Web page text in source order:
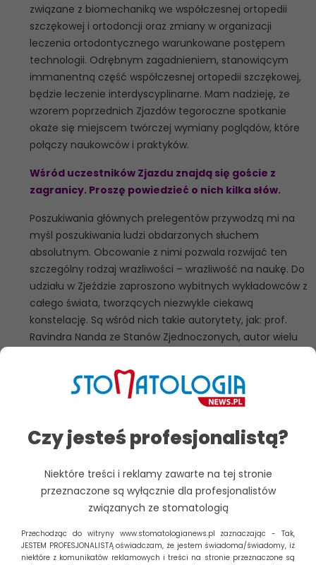
Czy jesteś profesjonalistą?
Niektóre treści i reklamy zawarte na tej stronie
przeznaczone są wyłącznie dla profesjonalistów
związanych ze stomatologią
Przechodząc do witryny www.stomatologianews.pl zaznaczając - Tak,
JESTEM PROFESJONALISTĄ oświadczam, że jestem świadoma/świadomy, iż
niektóre z komunikatów reklamowych i treści na stronie przeznaczone są
związane z biomechaniką we współczesnej ortopedii
szczękowej i ortodoncji oraz zmiany w organizacji
leczenia ortodontycznego warunkowane postępem
technologii. Odrębnym zagadnieniem, stanowiącym
immanentną część współczesnej ortopedii szczękowej,
będzie leczenie interdyscyplinarne. Mam nadzieję, że
wzorem poprzednich Zjazdów tegoroczne spotkanie
okaże się miejscem twórczej wymiany poglądów, które
połączy naukowców i praktyków.
Wśród uczestników Zjazdu znajdą się goście z
zagranicy. Proszę powiedzieć o nich kilka słów.
Poszukiwania głównych prelegentów przywodzą mi na
myśl poszukiwania ludzi obdarzonych słuchem
absolutnym. Obcowanie z nimi pozwala rozwijać ten
szczególny rodzaj wrażliwości – wrażliwość na naukę. Do
udziału w Zjeździe zaproszono wybitnych wykładowców z
całego świata, tworzących niezwykle ciekawą
konstelację. Są wśród nich takie autorytety, jak: prof.
Ravindra Nanda ze Stanów Zjednoczonych, autor wielu
biomechaniki; prof. Tomasz Gedrange z Niemiec,
wybitny naukowiec zajmujący się leczeniem
interdyscyplinarnym w aspekcie naukowym i klinicznym;
ogniskujący swoje zainteresowania wokół aspektów
który podzieli się z nami swoimi długoletnimi
spostrzeżeniami dotyczącymi wciąż wzbudzających
kontrowersje zamków samoligaturujących; dr Monica
leczenia interdyscyplinarnego, czy w końcu dr Andrea
Bazzucchi z Włoch, który przedstawi doświadczenia z